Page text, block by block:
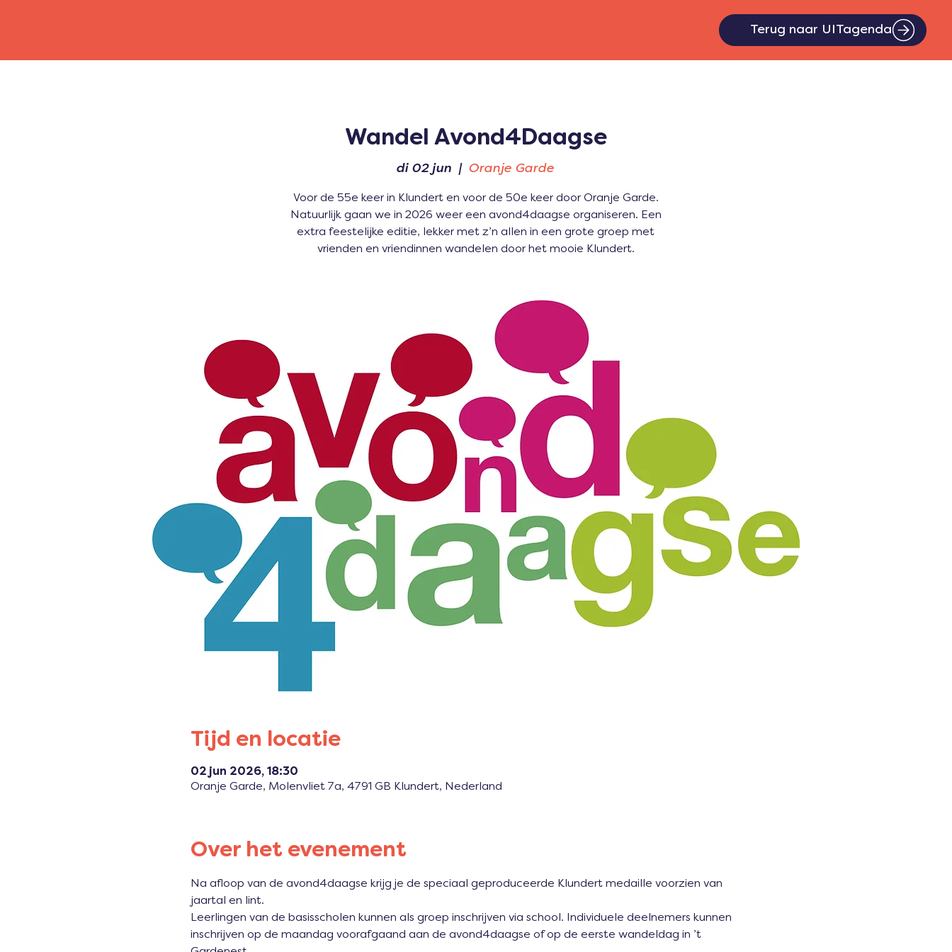
Terug naar UITagenda
Wandel Avond4Daagse
di 02 jun
  |
Oranje Garde
Voor de 55e keer in Klundert en voor de 50e keer door Oranje Garde.
Natuurlijk gaan we in 2026 weer een avond4daagse organiseren. Een
extra feestelijke editie, lekker met z’n allen in een grote groep met
vrienden en vriendinnen wandelen door het mooie Klundert.
Tijd en locatie
02 jun 2026, 18:30
Oranje Garde, Molenvliet 7a, 4791 GB Klundert, Nederland
Over het evenement
Na afloop van de avond4daagse krijg je de speciaal geproduceerde Klundert medaille voorzien van
jaartal en lint.
Leerlingen van de basisscholen kunnen als groep inschrijven via school. Individuele deelnemers kunnen
inschrijven op de maandag voorafgaand aan de avond4daagse of op de eerste wandeldag in ’t